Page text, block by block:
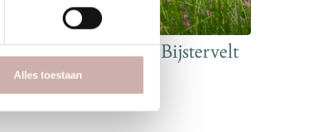
Alles toestaan
Vacatures bij Kasteel Bijstervelt